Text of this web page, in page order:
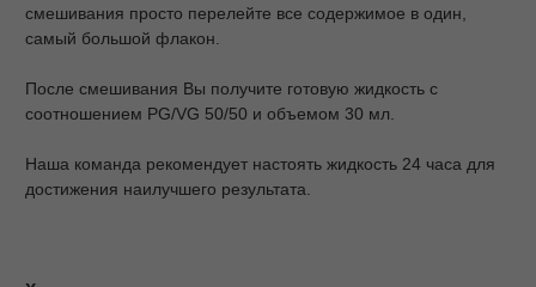
смешивания просто перелейте все содержимое в один,
самый большой флакон.
После смешивания Вы получите готовую жидкость с
соотношением PG/VG 50/50 и объемом 30 мл.
Наша команда рекомендует настоять жидкость 24 часа для
достижения наилучшего результата.